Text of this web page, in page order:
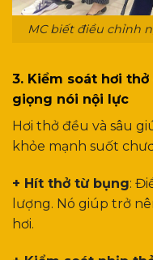
MC biết điều chỉnh
3. Kiểm soát hơi
giọng nói nội lực
Hơi thở đều và sâu
khỏe mạnh suốt
+ Hít thở từ bụng:
lượng. Nó giúp trở
hơi.